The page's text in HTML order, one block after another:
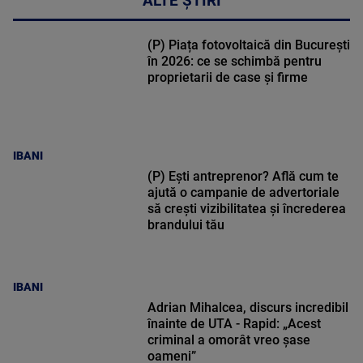
IBANI
(P) Piața fotovoltaică din București
în 2026: ce se schimbă pentru
proprietarii de case și firme
IBANI
(P) Ești antreprenor? Află cum te
ajută o campanie de advertoriale
să crești vizibilitatea și încrederea
brandului tău
Adrian Mihalcea, discurs incredibil
înainte de UTA - Rapid: „Acest
criminal a omorât vreo șase
oameni”